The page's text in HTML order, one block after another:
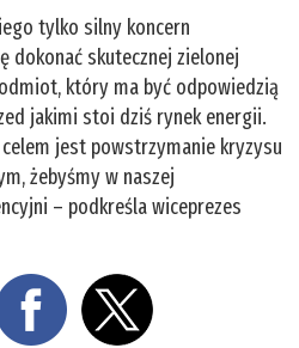
tylko silny koncern
dokonać skutecznej zielonej
który ma być odpowiedzią
jakimi stoi dziś rynek energii.
jest powstrzymanie kryzysu
żebyśmy w naszej
– podkreśla wiceprezes